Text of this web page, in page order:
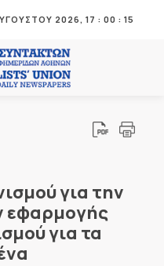
2026, 17 : 00 : 15
για την
εφαρμογής
για τα